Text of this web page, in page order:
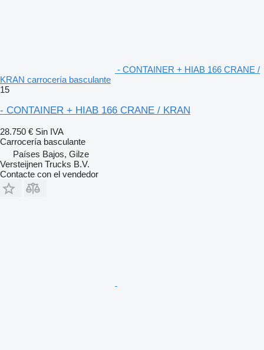
- CONTAINER + HIAB 166 CRANE /
KRAN carrocería basculante
15
- CONTAINER + HIAB 166 CRANE / KRAN
28.750 € Sin IVA
Carrocería basculante
Países Bajos, Gilze
Versteijnen Trucks B.V.
Contacte con el vendedor